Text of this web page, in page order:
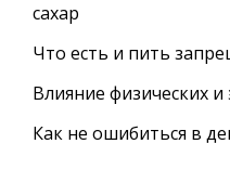
сахар
Что есть и пить
Влияние физических
Как не ошибиться в